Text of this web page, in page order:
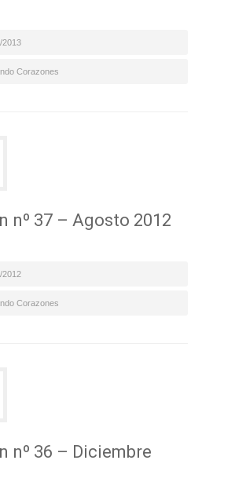
2013
Corazones
nº 37 – Agosto 2012
2012
Corazones
nº 36 – Diciembre